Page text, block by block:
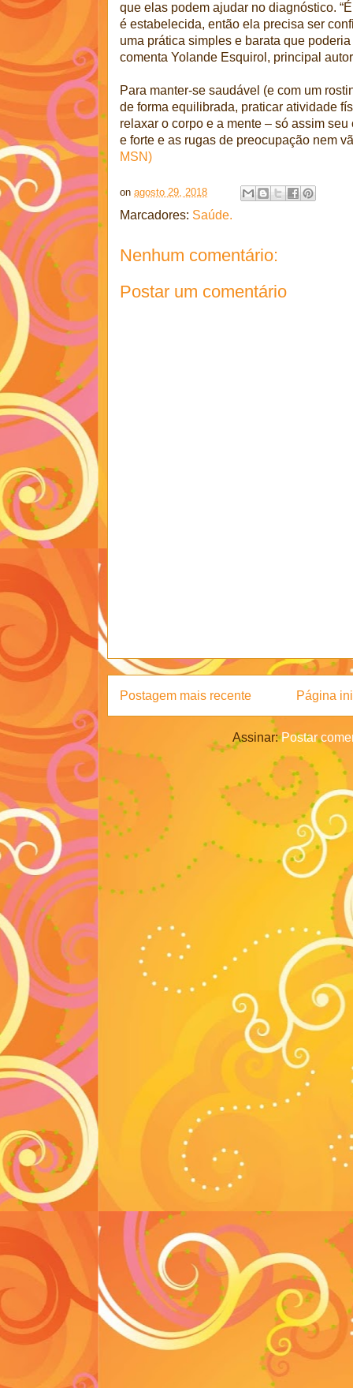
que elas podem ajudar no diagnóstico.
é estabelecida, então ela precisa ser
uma prática simples e barata que
comenta Yolande Esquirol, principal
Para manter-se saudável (e com um
de forma equilibrada, praticar atividade
relaxar o corpo e a mente – só assim
e forte e as rugas de preocupação nem
MSN)
on agosto 29, 2018
Marcadores: Saúde.
Nenhum comentário:
Postar um comentário
Postagem mais recente Página
Assinar:Postar